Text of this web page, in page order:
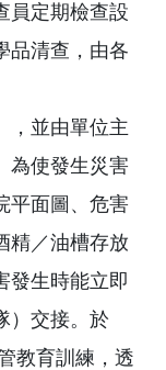
員定期檢查設
品清查，由各
，並由單位主
為使發生災害
平面圖、危害
精／油槽存放
發生時能立即
）交接。於
教育訓練，透